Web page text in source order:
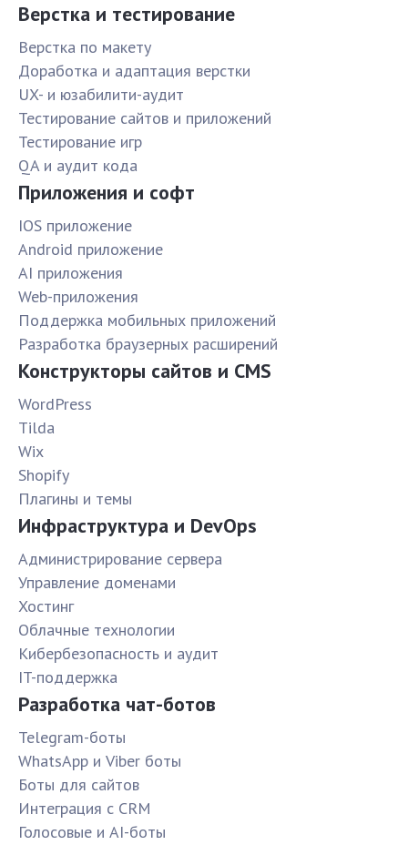
Верстка и тестирование
Верстка по макету
Доработка и адаптация верстки
UX- и юзабилити-аудит
Тестирование сайтов и приложений
Тестирование игр
QA и аудит кода
Приложения и софт
IOS приложение
Android приложение
AI приложения
Web-приложения
Поддержка мобильных приложений
Разработка браузерных расширений
Конструкторы сайтов и CMS
WordPress
Tilda
Wix
Shopify
Плагины и темы
Инфраструктура и DevOps
Администрирование сервера
Управление доменами
Хостинг
Облачные технологии
Кибербезопасность и аудит
IT-поддержка
Разработка чат-ботов
Telegram-боты
WhatsApp и Viber боты
Боты для сайтов
Интеграция с CRM
Голосовые и AI-боты